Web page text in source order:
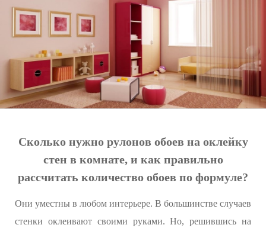
Сколько нужно рулонов обоев на оклейку
стен в комнате, и как правильно
рассчитать количество обоев по формуле?
Они уместны в любом интерьере. В большинстве случаев
стенки оклеивают своими руками. Но, решившись на